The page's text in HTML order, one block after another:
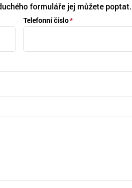
formuláře jej můžete poptat.
Telefonní číslo